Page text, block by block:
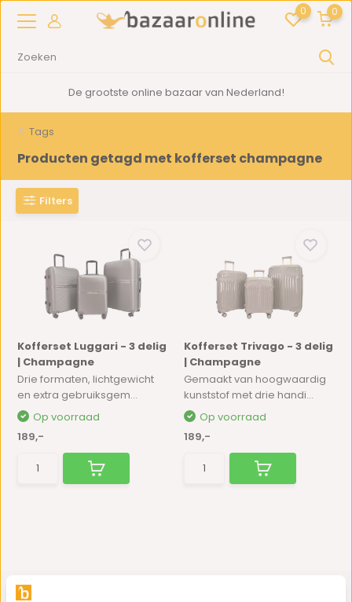
0 0
De grootste online bazaar van Nederland!
Tags
Producten getagd met kofferset champagne
Filters
Kofferset Luggari - 3 delig
| Champagne
Drie formaten, lichtgewicht
en extra gebruiksgem...
Op voorraad
189,-
Kofferset Trivago - 3 delig
| Champagne
Gemaakt van hoogwaardig
kunststof met drie handi...
Op voorraad
189,-